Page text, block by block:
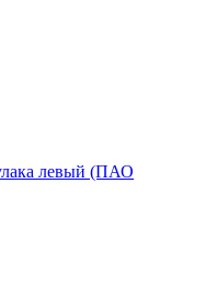
левый (ПАО